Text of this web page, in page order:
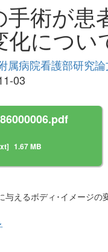
手術が患
化につい
属病院看護部研究
03
1.67 MB
与えるボディ･イメージの